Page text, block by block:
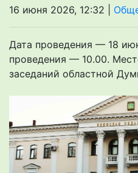
16 июня 2026, 12:32 |
Дата проведения — 18
проведения — 10.00.
заседаний областной